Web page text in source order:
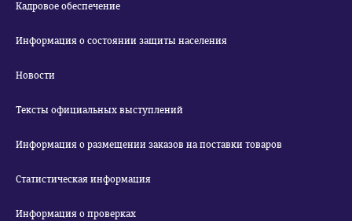
Кадровое обеспечение
Информация о состоянии защиты населения
Новости
Тексты официальных выступлений
Информация о размещении заказов на поставки товаров
Статистическая информация
Информация о проверках